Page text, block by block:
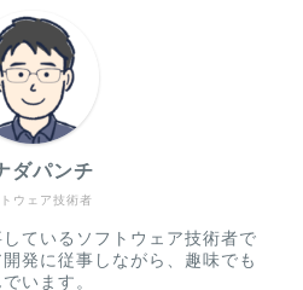
ウェア技術者
ダパンチ
ているソフトウェア技術者で
発に従事しながら、趣味でも
います。